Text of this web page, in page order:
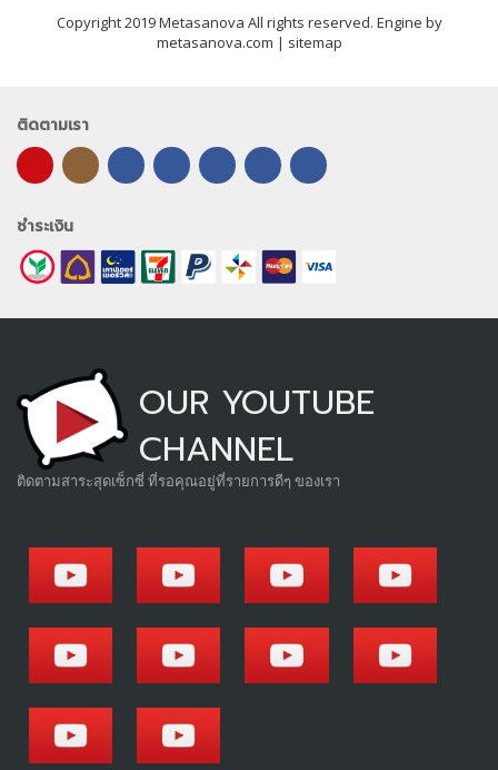
Copyright 2019 Metasanova All rights reserved. Engine by
metasanova.com | sitemap
ติดตามเรา
ชำระเงิน
OUR YOUTUBE
CHANNEL
ติดตามสาระสุดเซ็กซี่ ที่รอคุณอยู่ที่รายการดีๆ ของเรา